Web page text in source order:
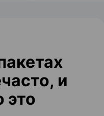
и
это